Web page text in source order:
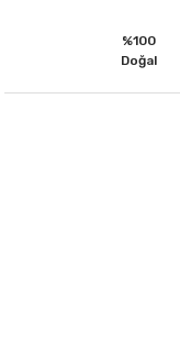
%100
Doğal